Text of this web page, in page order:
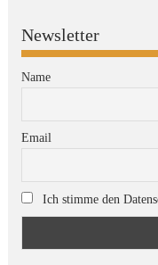
Newsletter
Name
Email
Ich stimme den